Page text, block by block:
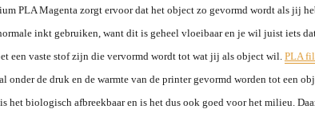
PLA Magenta zorgt ervoor dat het object zo gevormd wordt als jij
inkt gebruiken, want dit is geheel vloeibaar en je wil juist iets
een vaste stof zijn die vervormd wordt tot wat jij als object wil. PLA
onder de druk en de warmte van de printer gevormd worden tot een
het biologisch afbreekbaar en is het dus ook goed voor het milieu.